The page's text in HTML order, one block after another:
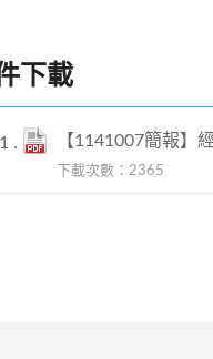
下載
【1141007簡報】
下載次數：2365